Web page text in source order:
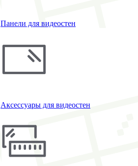
Панели для видеостен
Аксессуары для видеостен